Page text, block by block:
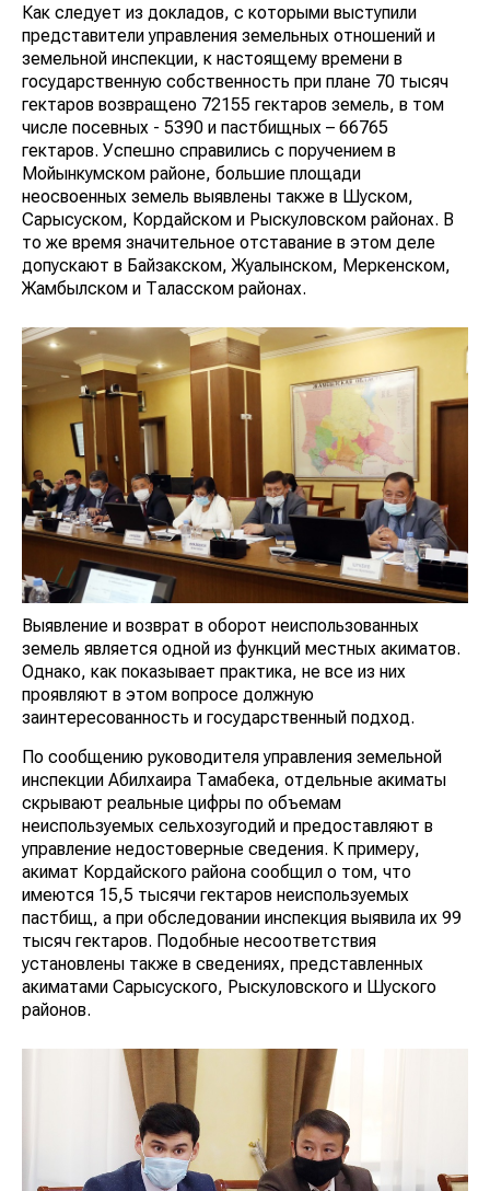
Как следует из докладов, с которыми выступили
представители управления земельных отношений и
земельной инспекции, к настоящему времени в
государственную собственность при плане 70 тысяч
гектаров возвращено 72155 гектаров земель, в том
числе посевных - 5390 и пастбищных – 66765
гектаров. Успешно справились с поручением в
Мойынкумском районе, большие площади
неосвоенных земель выявлены также в Шуском,
Сарысуском, Кордайском и Рыскуловском районах. В
то же время значительное отставание в этом деле
допускают в Байзакском, Жуалынском, Меркенском,
Жамбылском и Таласском районах.
Выявление и возврат в оборот неиспользованных
земель является одной из функций местных акиматов.
Однако, как показывает практика, не все из них
проявляют в этом вопросе должную
заинтересованность и государственный подход.
По сообщению руководителя управления земельной
инспекции Абилхаира Тамабека, отдельные акиматы
скрывают реальные цифры по объемам
неиспользуемых сельхозугодий и предоставляют в
управление недостоверные сведения. К примеру,
акимат Кордайского района сообщил о том, что
имеются 15,5 тысячи гектаров неиспользуемых
пастбищ, а при обследовании инспекция выявила их 99
тысяч гектаров. Подобные несоответствия
установлены также в сведениях, представленных
акиматами Сарысуского, Рыскуловского и Шуского
районов.